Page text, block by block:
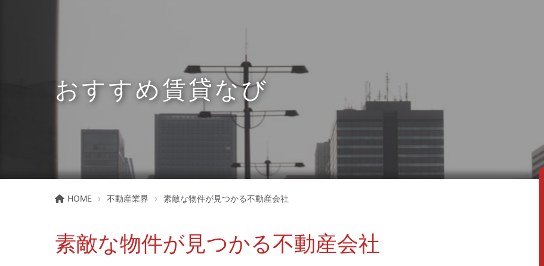
おすすめ賃貸なび
HOME 不動産業界 素敵な物件が見つかる不動産会社
素敵な物件が見つかる不動産会社